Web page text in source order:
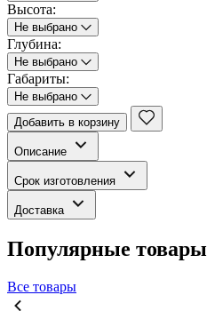
Высота:
Не выбрано
Глубина:
Не выбрано
Габариты:
Не выбрано
Добавить в корзину
Описание
Срок изготовления
Доставка
Популярные товары
Все товары